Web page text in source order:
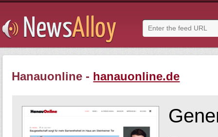
Hanauonline - hanauonline.de